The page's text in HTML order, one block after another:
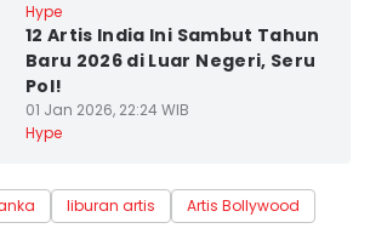
Hype
12 Artis India Ini Sambut Tahun
Baru 2026 di Luar Negeri, Seru
Pol!
01 Jan 2026, 22:24 WIB
Hype
liburan artis
Artis Bollywood